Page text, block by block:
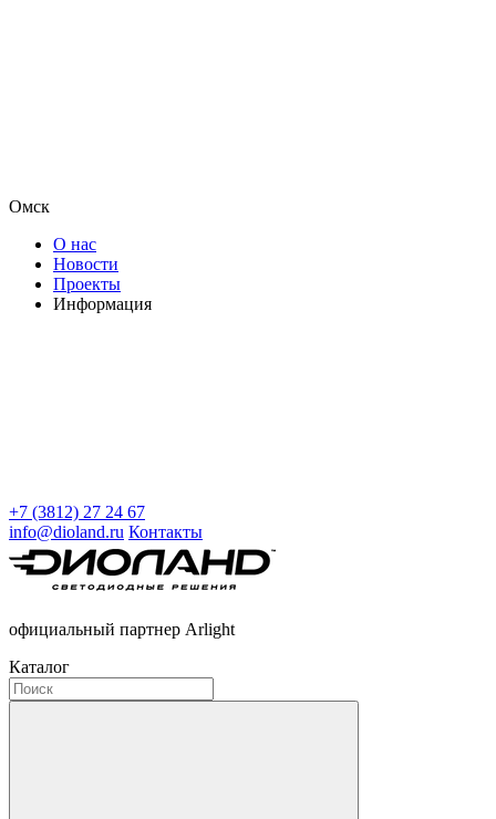
Омск
О нас
Новости
Проекты
Информация
+7 (3812) 27 24 67
info@dioland.ru Контакты
официальный партнер Arlight
Каталог